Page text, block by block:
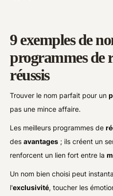
9 exemples de
programmes de
réussis
Trouver le nom parfait pour un
pas une mince affaire.
Les meilleurs programmes de
desavantages ; ils créent un
renforcent un lien fort entre la
Un nom bien choisi peut
l'exclusivité, toucher les